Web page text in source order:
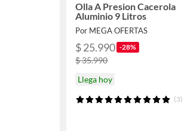
Olla A Presion Cacerola
Aluminio 9 Litros
Por MEGA OFERTAS
$ 25.990 -28%
$ 35.990
Llega hoy
(3)